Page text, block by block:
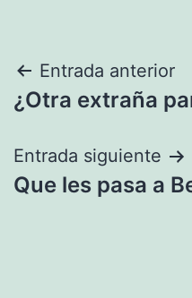
Navegación
de
entradas
Entrada anterior
¿Otra extraña
Entrada siguiente
Que les pasa a